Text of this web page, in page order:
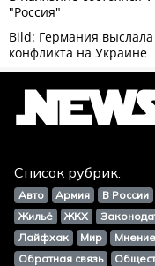
Список рубрик:
Авто Армия В России
Жильё
ЖКХ
Лайфхак
Мир Мнение
Обратная связь